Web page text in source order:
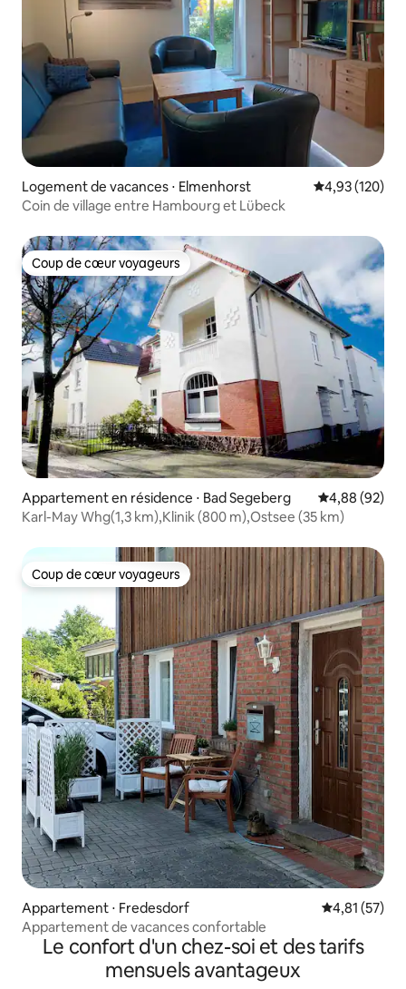
Logement de vacances ⋅ Elmenhorst Évaluation
4,93 (120)
Coin de village entre Hambourg et Lübeck
Coup de cœur voyageurs
Coup de cœur voyageurs
Appartement en résidence ⋅ Bad Segeberg Évaluation
4,88 (92)
Karl-May Whg(1,3 km),Klinik (800 m),Ostsee (35 km)
Coup de cœur voyageurs
Coup de cœur voyageurs
Appartement ⋅ Fredesdorf Évaluation
4,81 (57)
Appartement de vacances confortable
Le confort d'un chez-soi et des tarifs
mensuels avantageux